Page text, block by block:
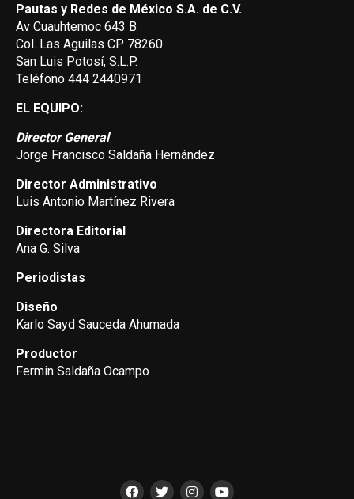
Pautas y Redes de México S.A. de C.V.
Av Cuauhtemoc 643 B
Col. Las Aguilas CP 78260
San Luis Potosí, S.L.P.
Teléfono 444 2440971
EL EQUIPO:
Director General
Jorge Francisco Saldaña Hernández
Director Administrativo
Luis Antonio Martínez Rivera
Directora Editorial
Ana G. Silva
Periodistas
Diseño
Karlo Sayd Sauceda Ahumada
Productor
Fermin Saldaña Ocampo